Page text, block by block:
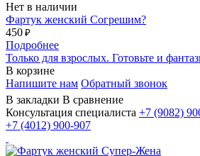
Нет в наличии
Фартук женский Согрешим?
450 ₽
Подробнее
Только для взрослых. Готовьте и
В корзине
Напишите нам Обратный звонок
В закладки В сравнение
Консультация специалиста +7 (9082)
+7 (4012) 900-907